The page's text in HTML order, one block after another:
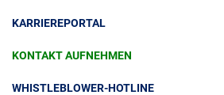
Kabelgarnituren
Mittelspannungskabel
Niederspannungskabel
News & Presse
Unsere Geschichte
Investoren
KARRIEREPORTAL
KONTAKT AUFNEHMEN
WHISTLEBLOWER-HOTLINE